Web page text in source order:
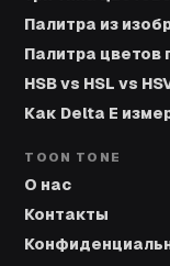
Палитра из
Палитра цветов
HSB vs HSL vs
Как Delta E
TOON TONE
О нас
Контакты